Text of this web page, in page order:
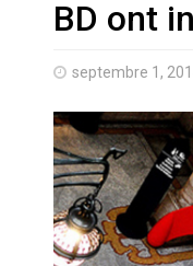
des
En
BD ont
septembre 1,